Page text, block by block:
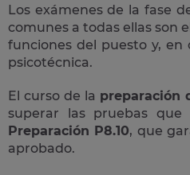
Los exámenes de la fase
comunes a todas ellas son
funciones del puesto y, en
psicotécnica.
El curso de la preparación
superar las pruebas
Preparación P8.10, que
aprobado.